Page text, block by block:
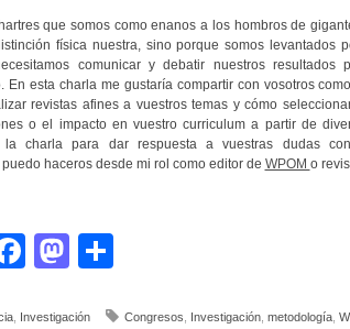
que somos como enanos a los hombros de
física nuestra, sino porque somos levantados
comunicar y debatir nuestros resultados
En esta charla me gustaría compartir con vosotros
revistas afines a vuestros temas y cómo
o el impacto en vuestro curriculum a partir de
la charla para dar respuesta a vuestras dudas
haceros desde mi rol como editor de WPOM o
Facebook
Mastodon
, Investigación Congresos Investigación, metodología,